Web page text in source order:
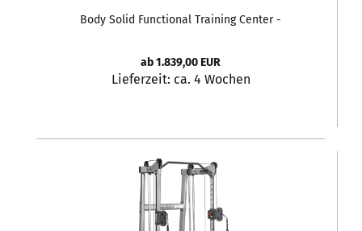
Body Solid Functional Training Center -
ab 1.839,00 EUR
Lieferzeit: ca. 4 Wochen